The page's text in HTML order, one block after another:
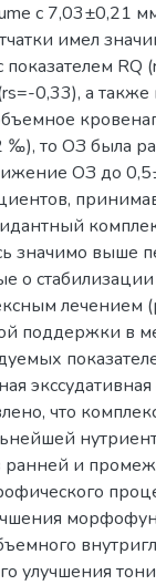
с 7,03±0,21
имел
RQ
0,33), а
то ОЗ была
ОЗ до
значимо выше
о
лечением
поддержки в
экссудативная
что
ранней и
улучшения